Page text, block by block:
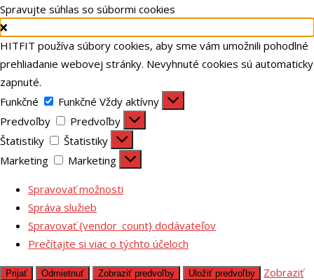
Spravujte súhlas so súbormi cookies
HITFIT používa súbory cookies, aby sme vám umožnili pohodlné
prehliadanie webovej stránky. Nevyhnuté cookies sú automaticky
zapnuté.
Funkčné
Funkčné Vždy aktívny
Predvoľby
Predvoľby
Štatistiky
Štatistiky
Marketing
Marketing
Spravovať možnosti
Správa služieb
Spravovať {vendor_count} dodávateľov
Prečítajte si viac o týchto účeloch
Prijať Odmietnuť Zobraziť predvoľby Uložiť predvoľby
Zobraziť